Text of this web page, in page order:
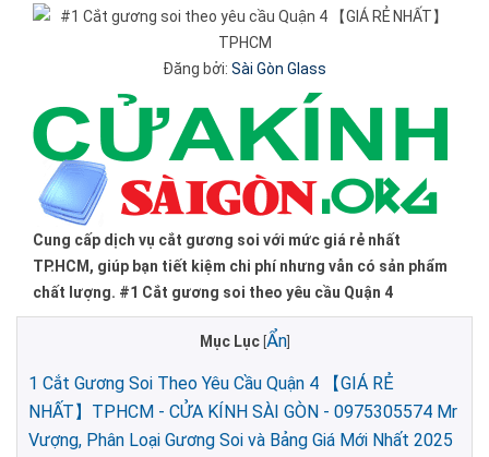
Đăng bởi: Sài Gòn Glass
Cung cấp dịch vụ cắt gương soi với mức giá rẻ nhất
TP.HCM, giúp bạn tiết kiệm chi phí nhưng vẫn có sản phẩm
chất lượng. #1 Cắt gương soi theo yêu cầu Quận 4
Mục Lục Ẩn]
1 Cắt Gương Soi Theo Yêu Cầu Quận 4 【GIÁ RẺ
NHẤT】TPHCM - CỬA KÍNH SÀI GÒN - 0975305574 Mr
Vượng, Phân Loại Gương Soi và Bảng Giá Mới Nhất 2025